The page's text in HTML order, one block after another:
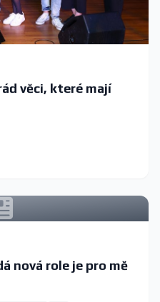
věci, které mají
nová role je pro mě